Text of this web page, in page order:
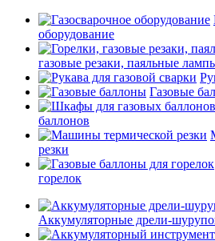
оборудование
газовые резаки, паяльные
Газовые
баллонов
резки
горелок
Аккумуляторные дрели-